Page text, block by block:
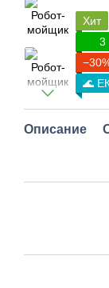
Хит
3
🌊
Описание